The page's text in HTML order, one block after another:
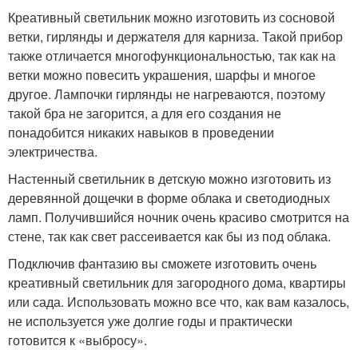
Креативный светильник можно изготовить из сосновой
ветки, гирлянды и держателя для карниза. Такой прибор
также отличается многофункциональностью, так как на
ветки можно повесить украшения, шарфы и многое
другое. Лампочки гирлянды не нагреваются, поэтому
такой бра не загорится, а для его создания не
понадобится никаких навыков в проведении
электричества.
Настенный светильник в детскую можно изготовить из
деревянной дощечки в форме облака и светодиодных
ламп. Получившийся ночник очень красиво смотрится на
стене, так как свет рассеивается как бы из под облака.
Подключив фантазию вы сможете изготовить очень
креативный светильник для загородного дома, квартиры
или сада. Использовать можно все что, как вам казалось,
не используется уже долгие годы и практически
готовится к «выбросу».